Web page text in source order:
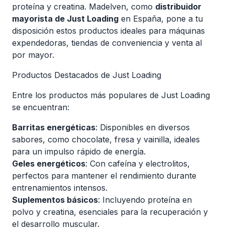
proteína y creatina. Madelven, como distribuidor
mayorista de Just Loading en España, pone a tu
disposición estos productos ideales para máquinas
expendedoras, tiendas de conveniencia y venta al
por mayor.
Productos Destacados de Just Loading
Entre los productos más populares de Just Loading
se encuentran:
Barritas energéticas: Disponibles en diversos
sabores, como chocolate, fresa y vainilla, ideales
para un impulso rápido de energía.
Geles energéticos: Con cafeína y electrolitos,
perfectos para mantener el rendimiento durante
entrenamientos intensos.
Suplementos básicos: Incluyendo proteína en
polvo y creatina, esenciales para la recuperación y
el desarrollo muscular.